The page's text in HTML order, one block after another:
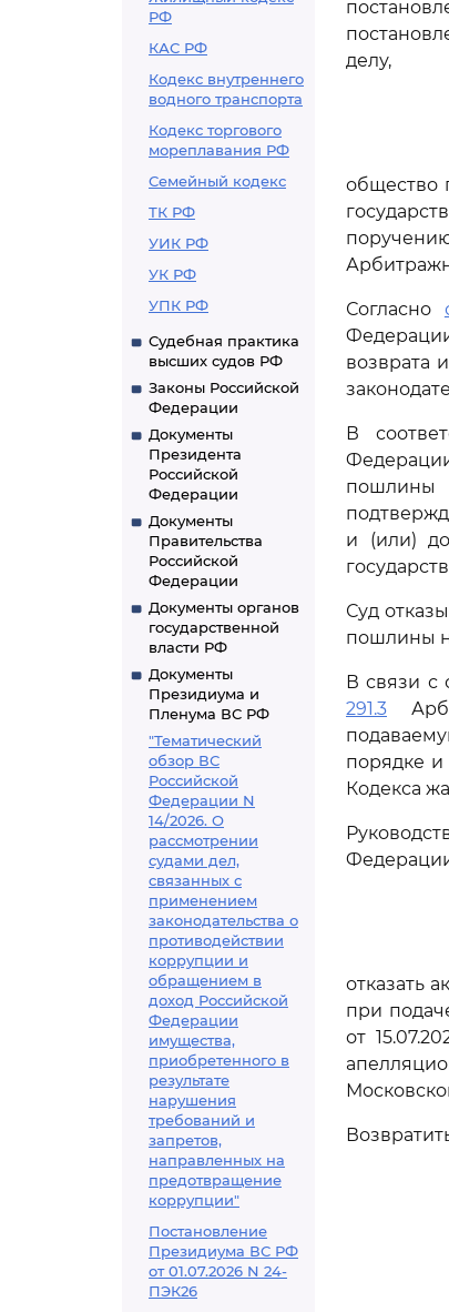
РФ
КАС РФ
Кодекс внутреннего
водного транспорта
Кодекс торгового
мореплавания РФ
Семейный кодекс
ТК РФ
УИК РФ
УК РФ
УПК РФ
Судебная практика
высших судов РФ
Законы Российской
Федерации
Документы
Президента
Российской
Федерации
Документы
Правительства
Российской
Федерации
Документы органов
государственной
власти РФ
Документы
Президиума и
Пленума ВС РФ
"Тематический
обзор ВС
Российской
Федерации N
14/2026. О
рассмотрении
судами дел,
связанных с
применением
законодательства о
противодействии
коррупции и
обращением в
доход Российской
Федерации
имущества,
приобретенного в
результате
нарушения
требований и
запретов,
направленных на
предотвращение
коррупции"
Постановление
Президиума ВС РФ
от 01.07.2026 N 24-
ПЭК26
делу,
общество
Согласно
возврата
В
и (или)
Суд
пошлины
В связи с
291.3
порядке и
Кодекса
отказать
при
от